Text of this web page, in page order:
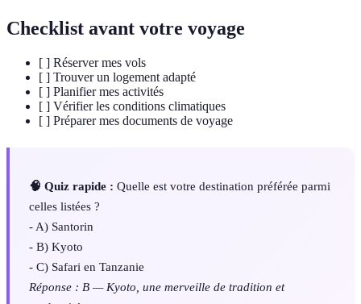
Checklist avant votre voyage
[ ] Réserver mes vols
[ ] Trouver un logement adapté
[ ] Planifier mes activités
[ ] Vérifier les conditions climatiques
[ ] Préparer mes documents de voyage
🧠 Quiz rapide : Quelle est votre destination préférée parmi
celles listées ?
- A) Santorin
- B) Kyoto
- C) Safari en Tanzanie
Réponse : B — Kyoto, une merveille de tradition et